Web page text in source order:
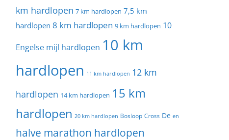
km hardlopen 7 km hardlopen 7,5 km
hardlopen 8 km hardlopen 9 km hardlopen 10
Engelse mijl hardlopen 10 km
hardlopen 11 km hardlopen 12 km
hardlopen 14 km hardlopen 15 km
hardlopen 20 km hardlopen Bosloop Cross De en
halve marathon hardlopen